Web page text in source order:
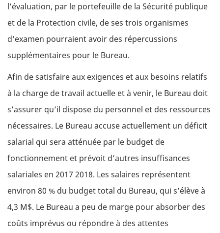
l’évaluation, par le portefeuille de la Sécurité publique
et de la Protection civile, de ses trois organismes
d’examen pourraient avoir des répercussions
supplémentaires pour le Bureau.
Afin de satisfaire aux exigences et aux besoins relatifs
à la charge de travail actuelle et à venir, le Bureau doit
s’assurer qu’il dispose du personnel et des ressources
nécessaires. Le Bureau accuse actuellement un déficit
salarial qui sera atténuée par le budget de
fonctionnement et prévoit d’autres insuffisances
salariales en 2017 2018. Les salaires représentent
environ 80 % du budget total du Bureau, qui s’élève à
4,3 M$. Le Bureau a peu de marge pour absorber des
coûts imprévus ou répondre à des attentes